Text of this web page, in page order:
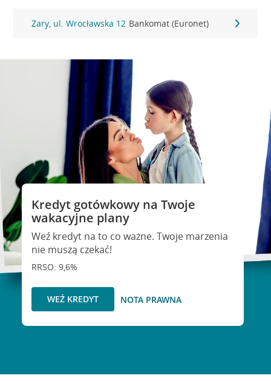
Żary, ul. Wrocławska 12 Bankomat (Euronet)
Kredyt gotówkowy na Twoje
wakacyjne plany
Weź kredyt na to co ważne. Twoje marzenia
nie muszą czekać!
RRSO: 9,6%
WEŹ KREDYT NOTA PRAWNA